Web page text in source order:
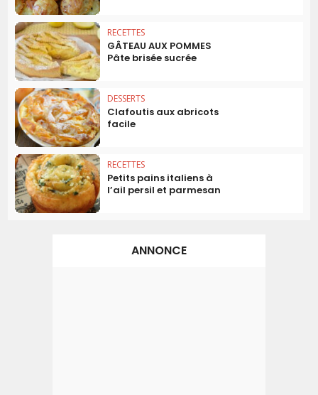
RECETTES
GÂTEAU AUX POMMES
Pâte brisée sucrée
DESSERTS
Clafoutis aux abricots
facile
RECETTES
Petits pains italiens à
l’ail persil et parmesan
ANNONCE